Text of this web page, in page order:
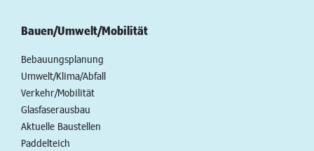
Bauen/Umwelt/Mobilität
Bebauungsplanung
Umwelt/Klima/Abfall
Verkehr/Mobilität
Glasfaserausbau
Aktuelle Baustellen
Paddelteich